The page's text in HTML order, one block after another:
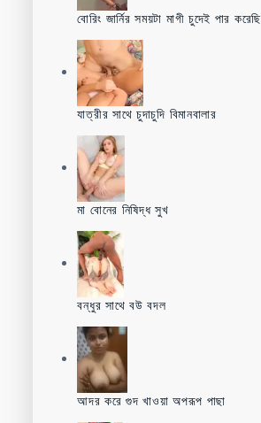
বোরিং জার্নির সময়টা মাগী চুদেই পার করেছি
যাত্রীর সাথে চুদাচুদি বিমানবালার
মা বোনের নিষিদ্ধ সুখ
বন্ধুর সাথে বউ বদল
আদর করে গুদ খাওয়া অপরূপ পাছা